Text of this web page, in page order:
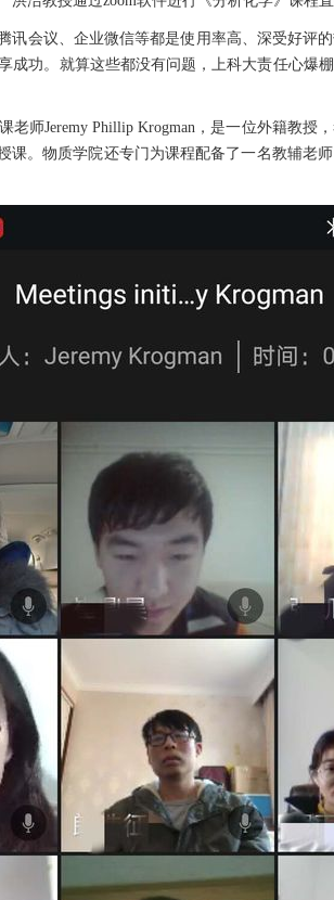
讯会议、企业微信等都是使用率高、深受好评
成功。就算这些都没有问题，上科大责任心爆
师Jeremy Phillip Krogman，是一位外籍教授
课。物质学院还专门为课程配备了一名教辅老